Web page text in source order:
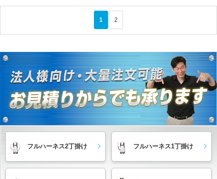
1 2
フルハーネス2丁掛け フルハーネス1丁掛け